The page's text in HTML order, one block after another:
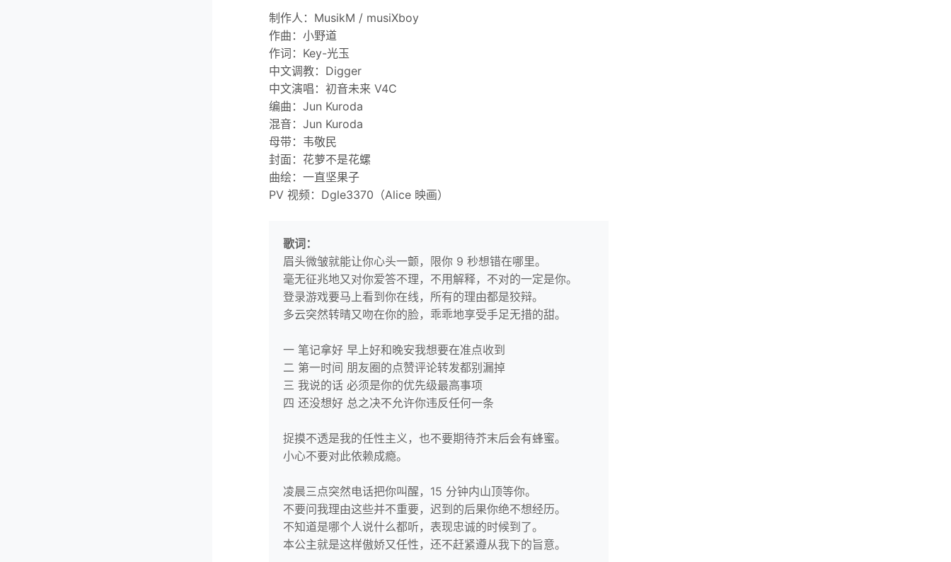
制作人：MusikM / musiXboy
作曲：小野道
作词：Key-光玉
中文调教：Digger
中文演唱：初音未来 V4C
编曲：Jun Kuroda
混音：Jun Kuroda
母带：韦敬民
封面：花萝不是花螺
曲绘：一直坚果子
PV 视频：Dgle3370（Alice 映画）
歌词：
眉头微皱就能让你心头一颤，限你 9 秒想错在哪里。
毫无征兆地又对你爱答不理，不用解释，不对的一定是你。
登录游戏要马上看到你在线，所有的理由都是狡辩。
多云突然转晴又吻在你的脸，乖乖地享受手足无措的甜。
一 笔记拿好 早上好和晚安我想要在准点收到
二 第一时间 朋友圈的点赞评论转发都别漏掉
三 我说的话 必须是你的优先级最高事项
四 还没想好 总之决不允许你违反任何一条
捉摸不透是我的任性主义，也不要期待芥末后会有蜂蜜。
小心不要对此依赖成瘾。
凌晨三点突然电话把你叫醒，15 分钟内山顶等你。
不要问我理由这些并不重要，迟到的后果你绝不想经历。
不知道是哪个人说什么都听，表现忠诚的时候到了。
本公主就是这样傲娇又任性，还不赶紧遵从我下的旨意。